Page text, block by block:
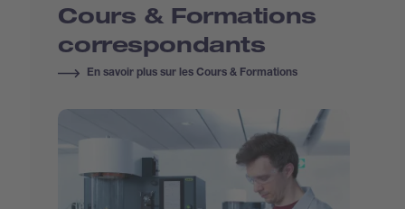
Cours & Formations
correspondants
En savoir plus sur les Cours & Formations